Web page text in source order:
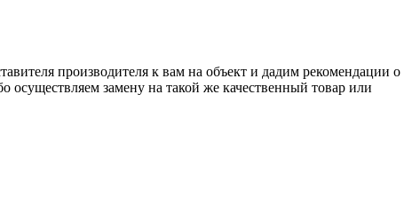
производителя к вам на объект и дадим рекомендации о
осуществляем замену на такой же качественный товар или